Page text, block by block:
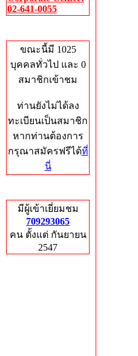
02-641-0055
ขณะนี้มี 1025
บุคคลทั่วไป และ 0
สมาชิกเข้าชม
ท่านยังไม่ได้ลง
ทะเบียนเป็นสมาชิก
หากท่านต้องการ
กรุณาสมัครฟรีได้ที่
นี่
มีผู้เข้าเยี่ยมชม
709293065
คน ตั้งแต่ กันยายน
2547